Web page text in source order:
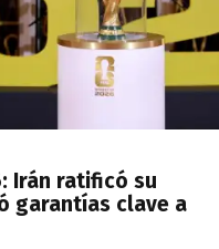
Irán ratificó su
garantías clave a